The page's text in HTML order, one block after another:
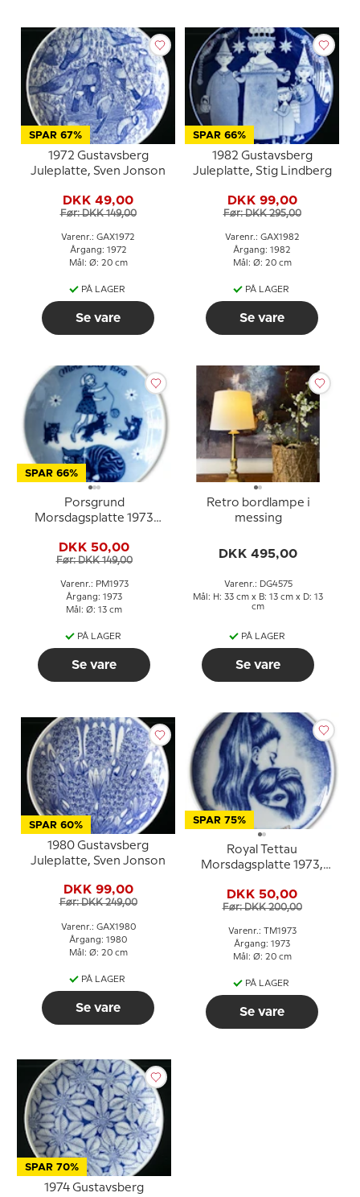
SPAR 67%
1972 Gustavsberg
Juleplatte, Sven Jonson
DKK 49,00
Før: DKK 149,00
Varenr.: GAX1972
Årgang: 1972
Mål: Ø: 20 cm
PÅ LAGER
Se vare
SPAR 66%
1982 Gustavsberg
Juleplatte, Stig Lindberg
DKK 99,00
Før: DKK 295,00
Varenr.: GAX1982
Årgang: 1982
Mål: Ø: 20 cm
PÅ LAGER
Se vare
SPAR 66%
Porsgrund
Morsdagsplatte 1973
DKK 50,00
Før: DKK 149,00
Varenr.: PM1973
Årgang: 1973
Mål: Ø: 13 cm
PÅ LAGER
Se vare
Retro bordlampe i
messing
DKK 495,00
Varenr.: DG4575
Mål: H: 33 cm x B: 13 cm x D: 13
cm
PÅ LAGER
Se vare
SPAR 60%
1980 Gustavsberg
Juleplatte, Sven Jonson
DKK 99,00
Før: DKK 249,00
Varenr.: GAX1980
Årgang: 1980
Mål: Ø: 20 cm
PÅ LAGER
Se vare
SPAR 75%
Royal Tettau
Morsdagsplatte 1973,
DKK 50,00
Før: DKK 200,00
Varenr.: TM1973
Årgang: 1973
Mål: Ø: 20 cm
PÅ LAGER
Se vare
SPAR 70%
1974 Gustavsberg